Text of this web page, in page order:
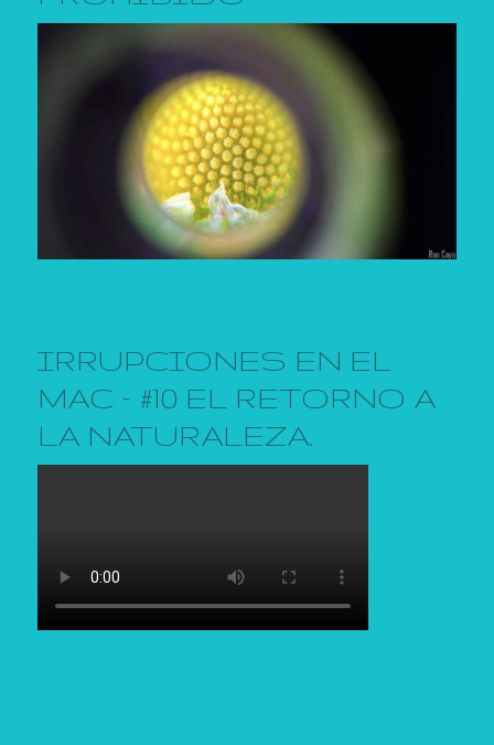
IRRUPCIONES EN EL
MAC – #10 EL RETORNO A
LA NATURALEZA.